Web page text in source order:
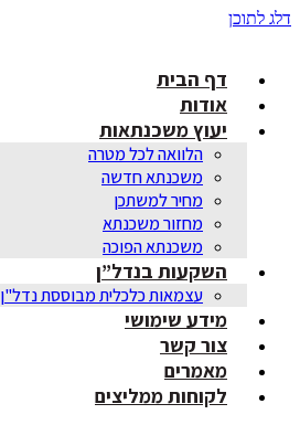
דלג לתוכן
דף הבית
אודות
יעוץ משכנתאות
הלוואה לכל מטרה
משכנתא חדשה
מחיר למשתכן
מחזור משכנתא
משכנתא הפוכה
השקעות בנדל”ן
עצמאות כלכלית מבוססת נדל"ן
מידע שימושי
צור קשר
מאמרים
לקוחות ממליצים